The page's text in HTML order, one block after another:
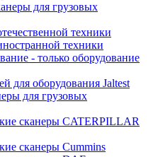
для грузовых
техники
техники
- только оборудование
для оборудования Jaltest
для грузовых
сканеры CATERPILLAR
сканеры Cummins